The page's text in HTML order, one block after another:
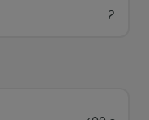
2